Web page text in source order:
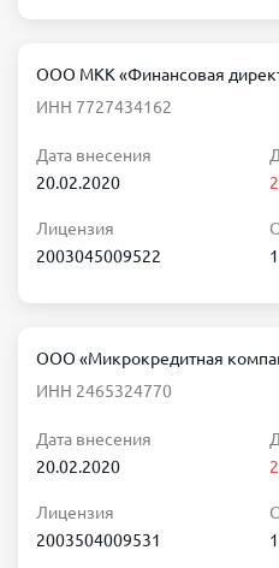
ООО МКК «Финансовая
ИНН 7727434162
Дата внесения
20.02.2020
Лицензия
2003045009522
ООО «Микрокредитная
ИНН 2465324770
Дата внесения
20.02.2020
Лицензия
2003504009531